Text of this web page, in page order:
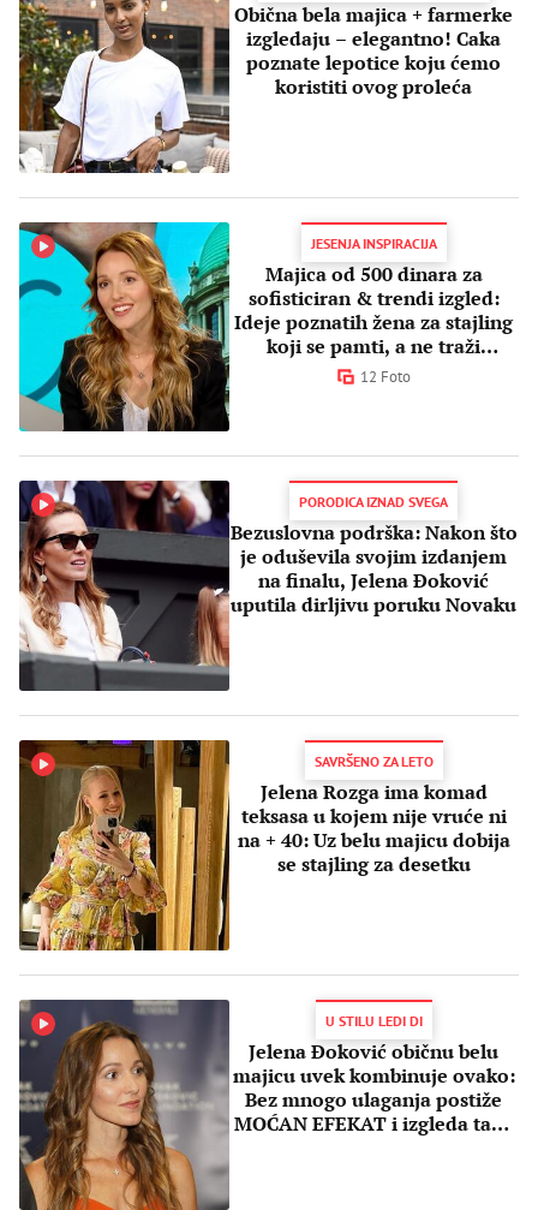
Obična bela majica + farmerke
izgledaju – elegantno! Caka
poznate lepotice koju ćemo
koristiti ovog proleća
JESENJA INSPIRACIJA
Majica od 500 dinara za
sofisticiran & trendi izgled:
Ideje poznatih žena za stajling
koji se pamti, a ne traži
ulaganje
12 Foto
PORODICA IZNAD SVEGA
Bezuslovna podrška: Nakon što
je oduševila svojim izdanjem
na finalu, Jelena Đoković
uputila dirljivu poruku Novaku
SAVRŠENO ZA LETO
Jelena Rozga ima komad
teksasa u kojem nije vruće ni
na + 40: Uz belu majicu dobija
se stajling za desetku
U STILU LEDI DI
Jelena Đoković običnu belu
majicu uvek kombinuje ovako:
Bez mnogo ulaganja postiže
MOĆAN EFEKAT i izgleda tako